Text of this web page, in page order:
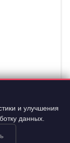
и улучшения
данных.